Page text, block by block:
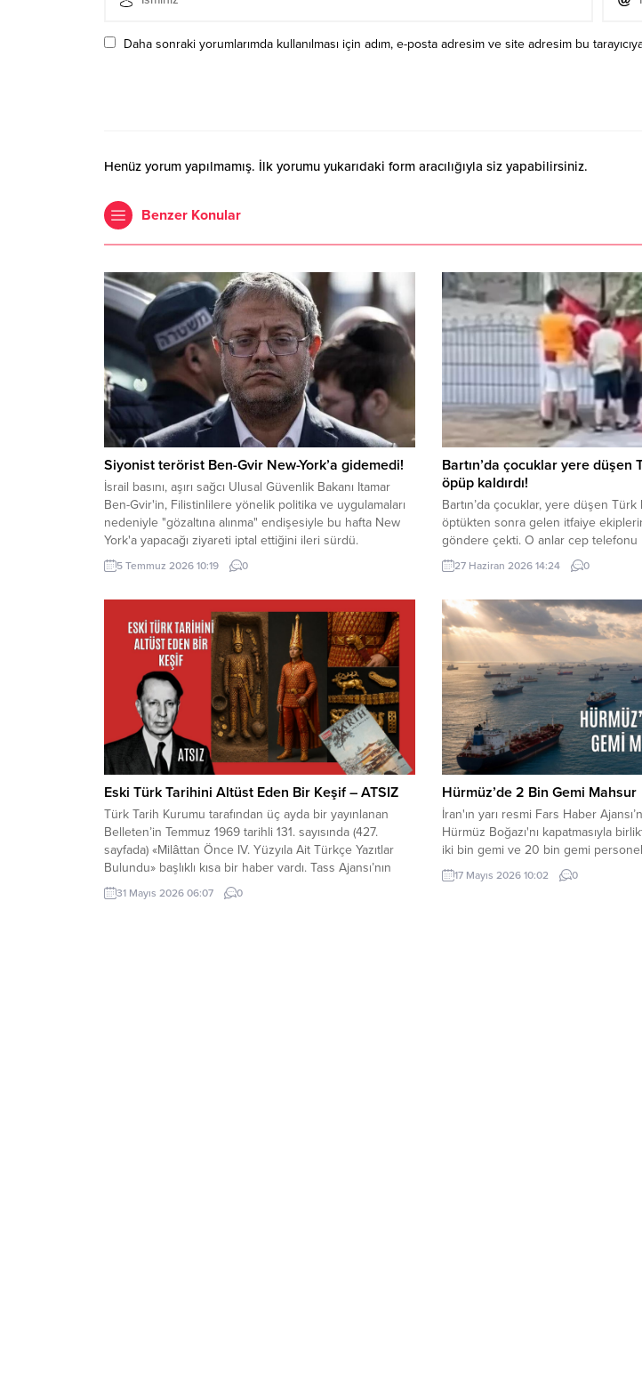
Daha sonraki yorumlarımda kullanılması için adım, e-posta adresim ve site adresim bu
Henüz yorum yapılmamış. İlk yorumu yukarıdaki form aracılığıyla siz yapabilirsiniz.
Benzer Konular
Siyonist terörist Ben-Gvir New-York’a gidemedi!
İsrail basını, aşırı sağcı Ulusal Güvenlik Bakanı Itamar
Ben-Gvir'in, Filistinlilere yönelik politika ve uygulamaları
nedeniyle "gözaltına alınma" endişesiyle bu hafta New
York'a yapacağı ziyareti iptal ettiğini ileri sürdü.
5 Temmuz 2026 10:19 0
Bartın’da çocuklar yere düşen
öpüp kaldırdı!
Bartın’da çocuklar, yere düşen Türk
öptükten sonra gelen itfaiye
göndere çekti. O anlar cep telefonu
kaydedildi. Yerden kaldırıp öptüler
Mahallesi’nde dün akşam saatlerinde
nedeniyle ipinin kopmasıyla yere
oynayan çocuklar yere...
27 Haziran 2026 14:24 0
Eski Türk Tarihini Altüst Eden Bir Keşif – ATSIZ
Türk Tarih Kurumu tarafından üç ayda bir yayınlanan
Belleten’in Temmuz 1969 tarihli 131. sayısında (427.
sayfada) «Milâttan Önce IV. Yüzyıla Ait Türkçe Yazıtlar
Bulundu» başlıklı kısa bir haber vardı. Tass Ajansı’nın
Alma Ata kaynaklı bir haberinde, bu yazıtlarda yapılan
incelemelere göre, bunların Milât’tan Önce IV. Yüzyılda
31 Mayıs 2026 06:07 0
Hürmüz’de 2 Bin Gemi Mahsur
İran'ın yarı resmi Fars Haber
Hürmüz Boğazı'nı kapatmasıyla
iki bin gemi ve 20 bin gemi
17 Mayıs 2026 10:02 0